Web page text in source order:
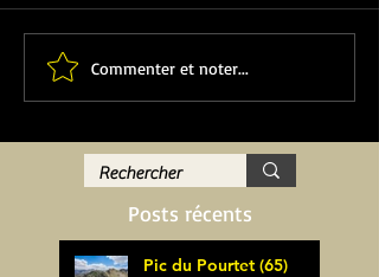
Commenter et noter...
Posts récents
Pic du Pourtet (65)